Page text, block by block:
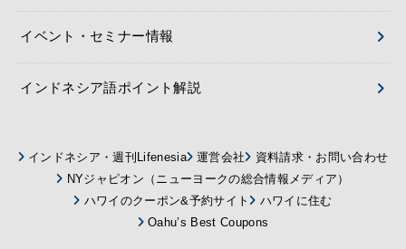
イベント・セミナー情報
インドネシア語ポイント解説
インドネシア・週刊Lifenesia 運営会社
資料請求・お問い合わせ
NYジャピオン（ニューヨークの総合情報メディア）
ハワイのクーポン&予約サイト
ハワイに住む
Oahu’s Best Coupons